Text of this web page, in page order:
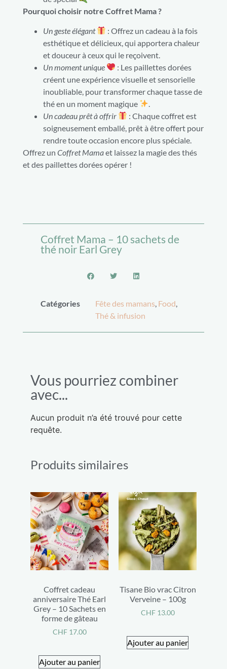
Pourquoi choisir notre Coffret Mama ?
Un geste élégant
: Offrez un cadeau à la fois
esthétique et délicieux, qui apportera chaleur
et douceur à ceux qui le reçoivent.
Un moment unique
: Les paillettes dorées
créent une expérience visuelle et sensorielle
inoubliable, pour transformer chaque tasse de
thé en un moment magique
.
Un cadeau prêt à offrir
: Chaque coffret est
soigneusement emballé, prêt à être offert pour
rendre toute occasion encore plus spéciale.
Offrez un Coffret Mamaet laissez la magie des thés
et des paillettes dorées opérer !
Coffret Mama – 10 sachets de
thé noir Earl Grey
Catégories Fête des mamans, Food,
Thé & infusion
Vous pourriez combiner
avec...
Aucun produit n’a été trouvé pour cette
requête.
Produits similaires
Coffret cadeau
anniversaire Thé Earl
Grey – 10 Sachets en
forme de gâteau
CHF17.00
Ajouter au panier
Tisane Bio vrac Citron
Verveine – 100g
CHF13.00
Ajouter au panier